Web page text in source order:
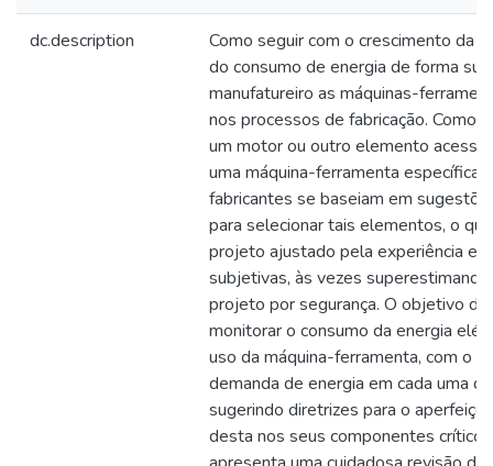
dc.description
Como seguir com o crescimento da
do consumo de energia de forma
manufatureiro as máquinas-
nos processos de fabricação. Como
um motor ou outro elemento
uma máquina-ferramenta
fabricantes se baseiam em
para selecionar tais elementos, o
projeto ajustado pela experiência e
subjetivas, às vezes
projeto por segurança. O objetivo
monitorar o consumo da energia
uso da máquina-ferramenta, com o
demanda de energia em cada uma
sugerindo diretrizes para o
desta nos seus componentes